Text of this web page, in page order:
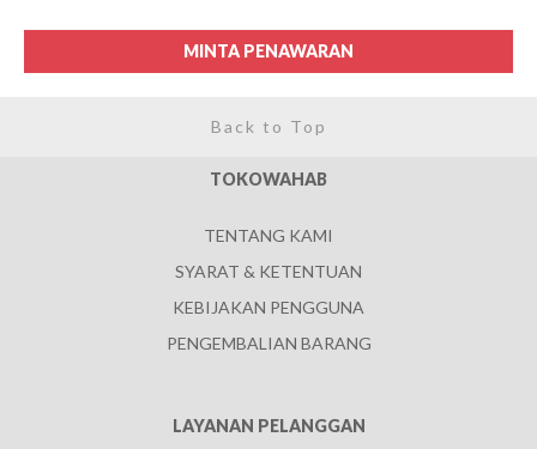
MINTA PENAWARAN
Back to Top
TOKOWAHAB
TENTANG KAMI
SYARAT & KETENTUAN
KEBIJAKAN PENGGUNA
PENGEMBALIAN BARANG
LAYANAN PELANGGAN